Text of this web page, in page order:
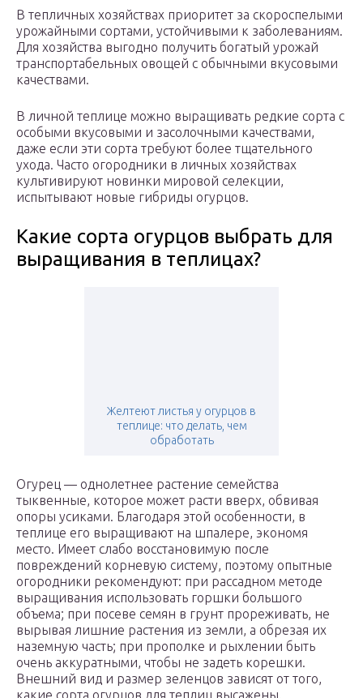
В тепличных хозяйствах приоритет за скороспелыми
урожайными сортами, устойчивыми к заболеваниям.
Для хозяйства выгодно получить богатый урожай
транспортабельных овощей с обычными вкусовыми
качествами.
В личной теплице можно выращивать редкие сорта с
особыми вкусовыми и засолочными качествами,
даже если эти сорта требуют более тщательного
ухода. Часто огородники в личных хозяйствах
культивируют новинки мировой селекции,
испытывают новые гибриды огурцов.
Какие сорта огурцов выбрать для
выращивания в теплицах?
Желтеют листья у огурцов в
теплице: что делать, чем
обработать
Огурец — однолетнее растение семейства
тыквенные, которое может расти вверх, обвивая
опоры усиками. Благодаря этой особенности, в
теплице его выращивают на шпалере, экономя
место. Имеет слабо восстановимую после
повреждений корневую систему, поэтому опытные
огородники рекомендуют: при рассадном методе
выращивания использовать горшки большого
объема; при посеве семян в грунт прореживать, не
вырывая лишние растения из земли, а обрезая их
наземную часть; при прополке и рыхлении быть
очень аккуратными, чтобы не задеть корешки.
Внешний вид и размер зеленцов зависят от того,
какие сорта огурцов для теплиц высажены.